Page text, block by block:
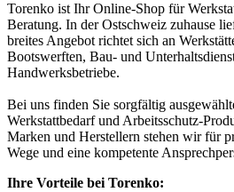
Torenko ist Ihr Online-Shop für
Beratung. In der Ostschweiz zuhause
breites Angebot richtet sich an
Bootswerften, Bau- und
Handwerksbetriebe.
Bei uns finden Sie sorgfältig
Werkstattbedarf und Arbeitsschutz-
Marken und Herstellern stehen wir für
Wege und eine kompetente
Ihre Vorteile bei Torenko: